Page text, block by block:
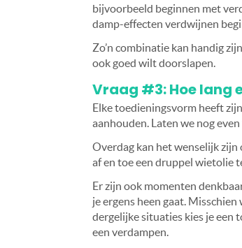
bijvoorbeeld beginnen met
damp-effecten verdwijnen
Zo’n combinatie kan handig
ook goed wilt doorslapen.
Vraag #3: Hoe lang
Elke toedieningsvorm heeft
aanhouden. Laten we nog
Overdag kan het wenselijk
af en toe een druppel wietolie
Er zijn ook momenten
je ergens heen gaat.
dergelijke situaties kies je een
een verdampen.